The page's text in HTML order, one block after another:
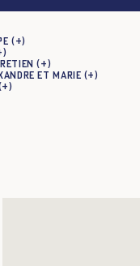
et Marie